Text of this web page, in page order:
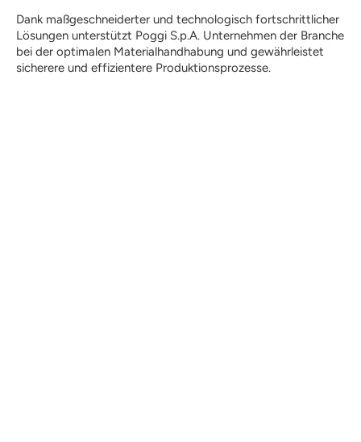
Dank maßgeschneiderter und technologisch fortschrittlicher
Lösungen unterstützt Poggi S.p.A. Unternehmen der Branche
bei der optimalen Materialhandhabung und gewährleistet
sicherere und effizientere Produktionsprozesse.